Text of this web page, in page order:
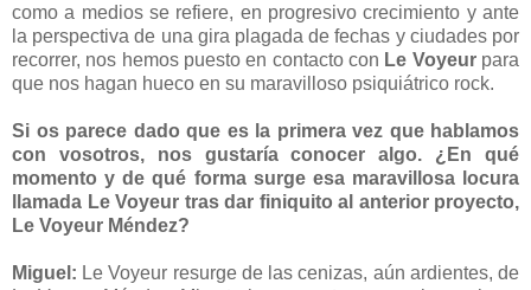
como a medios se refiere, en progresivo crecimiento y ante
la perspectiva de una gira plagada de fechas y ciudades por
recorrer, nos hemos puesto en contacto con Le Voyeur para
que nos hagan hueco en su maravilloso psiquiátrico rock.
Si os parece dado que es la primera vez que hablamos
con vosotros, nos gustaría conocer algo. ¿En qué
momento y de qué forma surge esa maravillosa locura
llamada Le Voyeur tras dar finiquito al anterior proyecto,
Le Voyeur Méndez?
Miguel: Le Voyeur resurge de las cenizas, aún ardientes, de